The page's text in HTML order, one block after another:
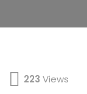
223 Views